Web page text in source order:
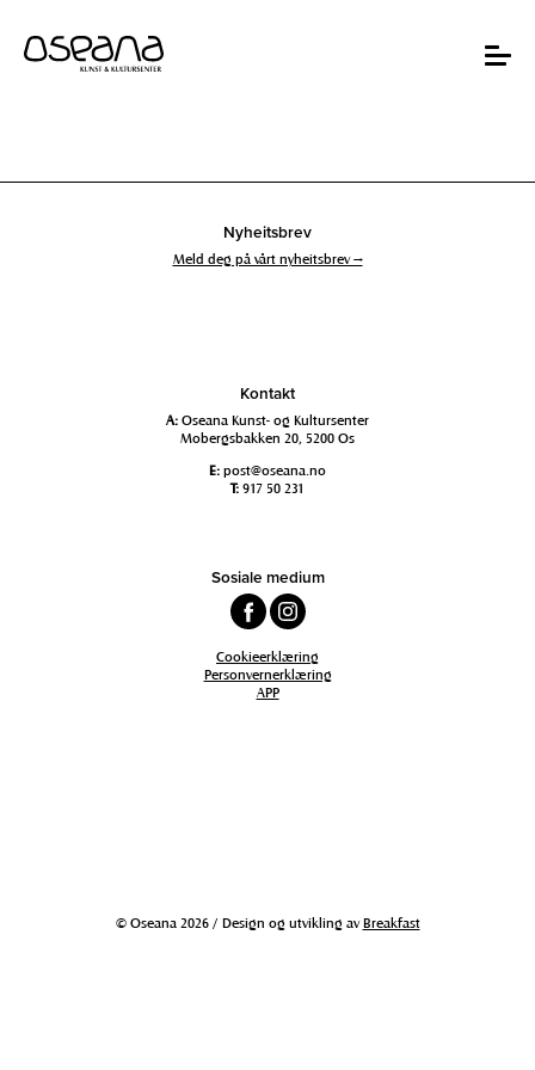
innhold
navigasjon
Toggle
Nyheitsbrev
Meld deg på vårt nyheitsbrev →
Kontakt
A: Oseana Kunst- og Kultursenter
Mobergsbakken 20, 5200 Os
E: post@oseana.no
T: 917 50 231
Sosiale medium
Cookieerklæring
Personvernerklæring
APP
© Oseana 2026 / Design og utvikling avBreakfast